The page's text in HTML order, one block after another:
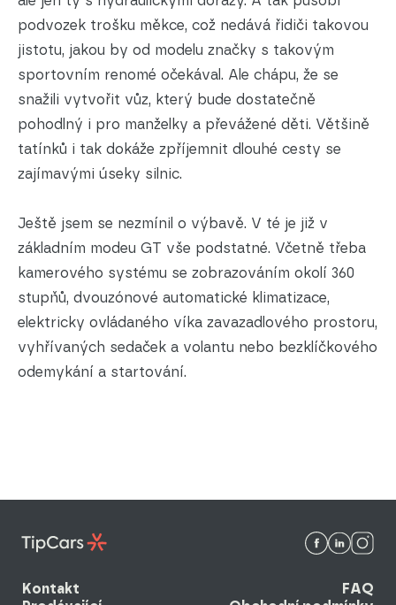
podvozek trošku měkce, což nedává řidiči takovou
jistotu, jakou by od modelu značky s takovým
sportovním renomé očekával. Ale chápu, že se
snažili vytvořit vůz, který bude dostatečně
pohodlný i pro manželky a převážené děti. Většině
tatínků i tak dokáže zpříjemnit dlouhé cesty se
zajímavými úseky silnic.
Ještě jsem se nezmínil o výbavě. V té je již v
základním modeu GT vše podstatné. Včetně třeba
kamerového systému se zobrazováním okolí 360
stupňů, dvouzónové automatické klimatizace,
elektricky ovládaného víka zavazadlového prostoru,
vyhřívaných sedaček a volantu nebo bezklíčkového
odemykání a startování.
Kontakt
FAQ